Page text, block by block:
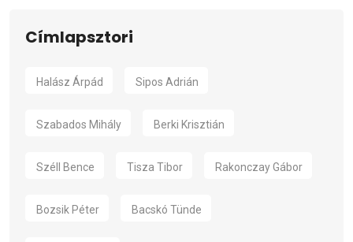
Címlapsztori
Halász Árpád Sipos Adrián
Szabados Mihály Berki Krisztián
Széll Bence Tisza Tibor Rakonczay Gábor
Bozsik Péter Bacskó Tünde